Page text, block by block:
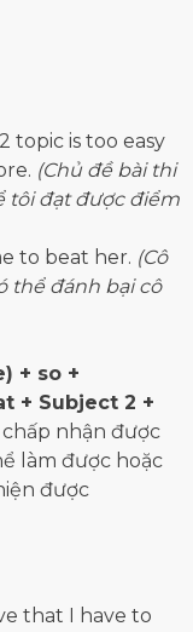
topic is too easy
(Chủ đề bài thi
tôi đạt được điểm
to beat her. (Cô
thể đánh bại cô
+ so +
+ Subject 2 +
nhận được
làm được hoặc
được
that I have to